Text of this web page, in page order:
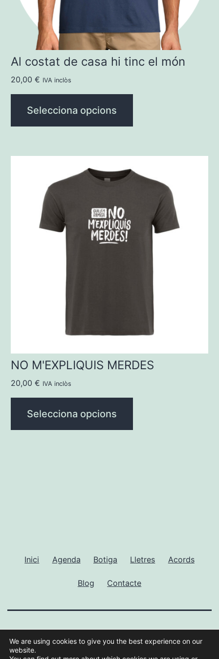
Al costat de casa hi tinc el món
20,00€ IVA inclòs
Selecciona opcions
triar
pàgina
del
producte
NO M'EXPLIQUIS MERDES
20,00€ IVA inclòs
Selecciona opcions
diverses
variants.
pàgina
del
producte
Inici Agenda Botiga Lletres Acords
Blog Contacte
GUILLEM RAMISA
We are using cookies to give you the best experience on our
website.